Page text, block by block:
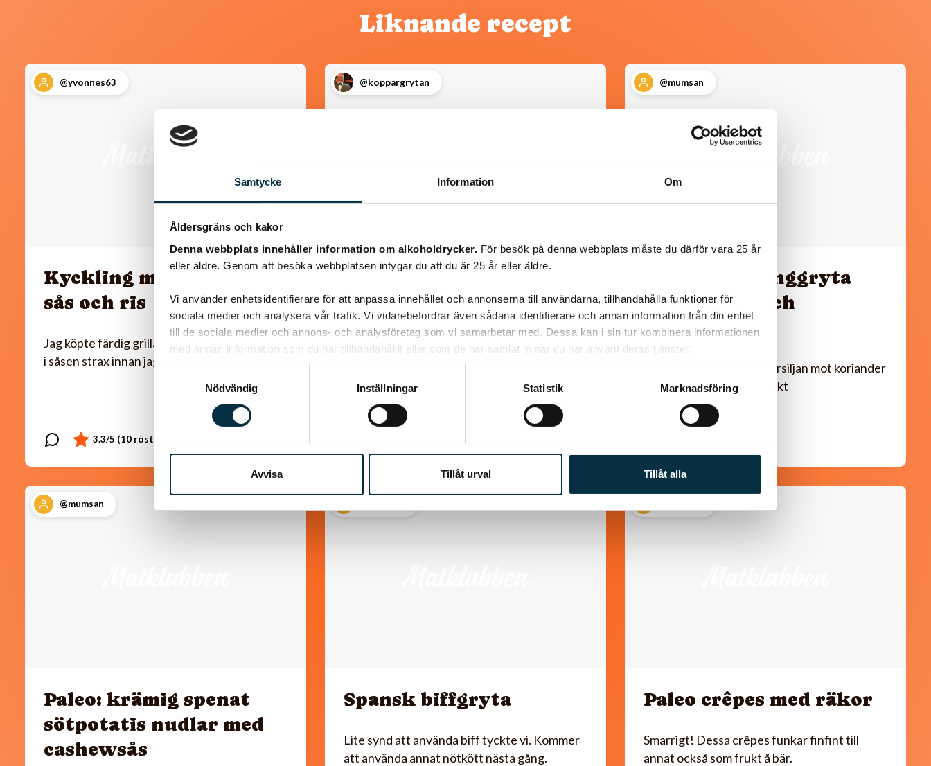
Samtycke Information Om
Åldersgräns och kakor
Denna webbplats innehåller information om alkoholdrycker. För besök på denna webbplats måste du därför vara 25 år
eller äldre. Genom att besöka webbplatsen intygar du att du är 25 år eller äldre.
Vi använder enhetsidentifierare för att anpassa innehållet och annonserna till användarna, tillhandahålla funktioner för
sociala medier och analysera vår trafik. Vi vidarebefordrar även sådana identifierare och annan information från din enhet
till de sociala medier och annons- och analysföretag som vi samarbetar med. Dessa kan i sin tur kombinera informationen
med annan information som du har tillhandahållit eller som de har samlat in när du har använt deras tjänster.
Nödvändig
Inställningar Statistik Marknadsföring
Avvisa Tillåt urval Tillåt alla
Liknande recept
@yvonnes63
Kyckling med paprika
sås och ris
Jag köpte färdig grillad kyckling som jag la ner
i såsen strax innan jag serverade.
@koppargrytan
Kanel- och sojastekta
kycklingsköttbullar
Lika goda som ”Mammas” köttbullar
@mumsan
Paleo: Kycklinggryta
med mango och
mandelsmör
Smarrigt! Jag bytte ut persiljan mot koriander
och serverade med råstekt
sötpotatistärningar.
@mumsan
Paleo: krämig spenat
sötpotatis nudlar med
cashewsås
Spansk biffgryta
Lite synd att använda biff tyckte vi. Kommer
att använda annat nötkött nästa gång.
Paleo crêpes med räkor
Smarrigt! Dessa crêpes funkar finfint till
annat också som frukt å bär.